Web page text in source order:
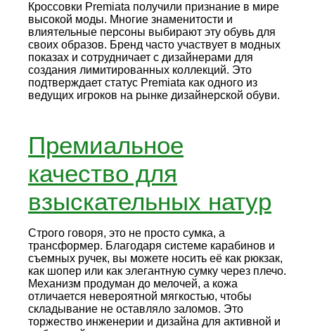
Кроссовки Premiata получили признание в мире
высокой моды. Многие знаменитости и
влиятельные персоны выбирают эту обувь для
своих образов. Бренд часто участвует в модных
показах и сотрудничает с дизайнерами для
создания лимитированных коллекций. Это
подтверждает статус Premiata как одного из
ведущих игроков на рынке дизайнерской обуви.
Премиальное
качество для
взыскательных натур
Строго говоря, это не просто сумка, а
трансформер. Благодаря системе карабинов и
съемных ручек, вы можете носить её как рюкзак,
как шопер или как элегантную сумку через плечо.
Механизм продуман до мелочей, а кожа
отличается невероятной мягкостью, чтобы
складывание не оставляло заломов. Это
торжество инженерии и дизайна для активной и